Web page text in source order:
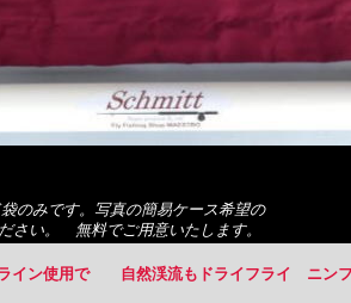
みです。写真の簡易ケース希望の
さい。 無料でご用意いたします。
イン使用で 自然渓流もドライフライ ニン